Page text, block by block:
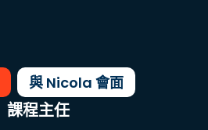
課程主任
與 Nicola 會面